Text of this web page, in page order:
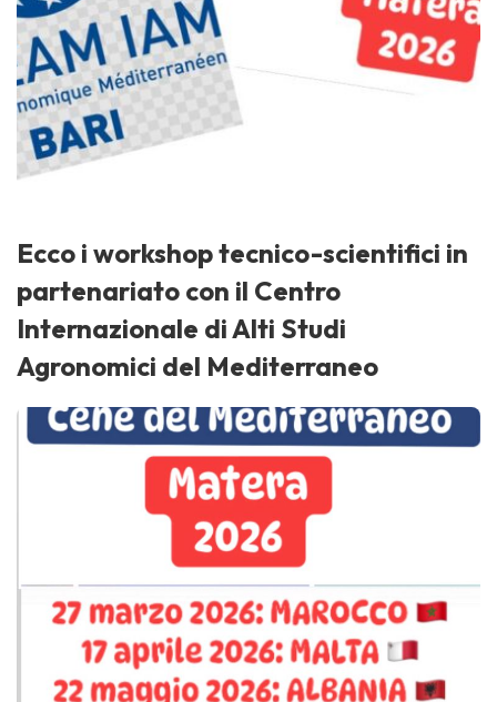
Ecco i workshop tecnico-scientifici in
partenariato con il Centro
Internazionale di Alti Studi
Agronomici del Mediterraneo